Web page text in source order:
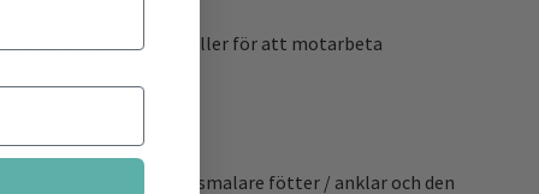
ben.
trötta ben, åderbrock eller för att motarbeta
storleken om du har smalare fötter / anklar och den